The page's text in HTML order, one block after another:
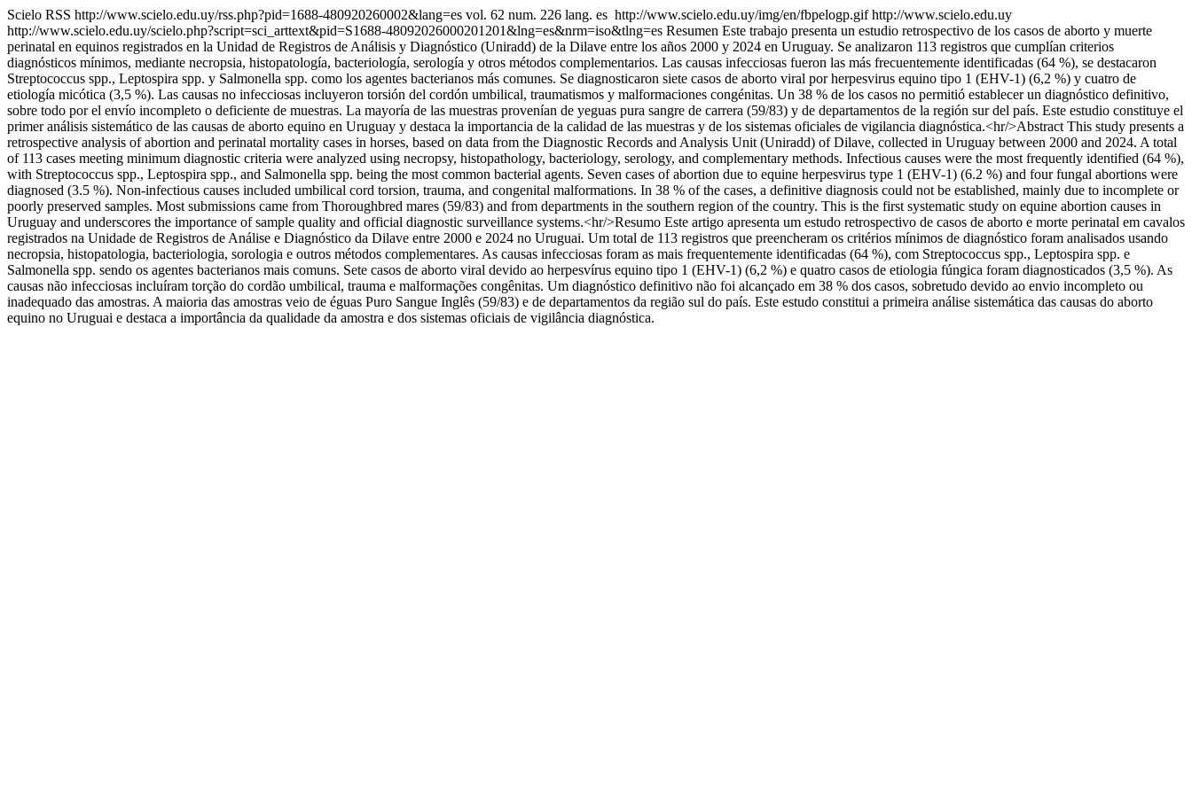
Scielo RSS http://www.scielo.edu.uy/rss.php?pid=1688-480920260002&lang=es vol. 62 num. 226 lang. es http://www.scielo.edu.uy/img/en/fbpelogp.gif http://www.scielo.edu.uy
http://www.scielo.edu.uy/scielo.php?script=sci_arttext&pid=S1688-48092026000201201&lng=es&nrm=iso&tlng=es Resumen Este trabajo presenta un estudio retrospectivo de los casos de aborto y muerte
perinatal en equinos registrados en la Unidad de Registros de Análisis y Diagnóstico (Uniradd) de la Dilave entre los años 2000 y 2024 en Uruguay. Se analizaron 113 registros que cumplían criterios
diagnósticos mínimos, mediante necropsia, histopatología, bacteriología, serología y otros métodos complementarios. Las causas infecciosas fueron las más frecuentemente identificadas (64 %), se destacaron
Streptococcus spp., Leptospira spp. y Salmonella spp. como los agentes bacterianos más comunes. Se diagnosticaron siete casos de aborto viral por herpesvirus equino tipo 1 (EHV-1) (6,2 %) y cuatro de
etiología micótica (3,5 %). Las causas no infecciosas incluyeron torsión del cordón umbilical, traumatismos y malformaciones congénitas. Un 38 % de los casos no permitió establecer un diagnóstico definitivo,
sobre todo por el envío incompleto o deficiente de muestras. La mayoría de las muestras provenían de yeguas pura sangre de carrera (59/83) y de departamentos de la región sur del país. Este estudio constituye el
primer análisis sistemático de las causas de aborto equino en Uruguay y destaca la importancia de la calidad de las muestras y de los sistemas oficiales de vigilancia diagnóstica.<hr/>Abstract This study presents a
retrospective analysis of abortion and perinatal mortality cases in horses, based on data from the Diagnostic Records and Analysis Unit (Uniradd) of Dilave, collected in Uruguay between 2000 and 2024. A total
of 113 cases meeting minimum diagnostic criteria were analyzed using necropsy, histopathology, bacteriology, serology, and complementary methods. Infectious causes were the most frequently identified (64 %),
with Streptococcus spp., Leptospira spp., and Salmonella spp. being the most common bacterial agents. Seven cases of abortion due to equine herpesvirus type 1 (EHV-1) (6.2 %) and four fungal abortions were
diagnosed (3.5 %). Non-infectious causes included umbilical cord torsion, trauma, and congenital malformations. In 38 % of the cases, a definitive diagnosis could not be established, mainly due to incomplete or
poorly preserved samples. Most submissions came from Thoroughbred mares (59/83) and from departments in the southern region of the country. This is the first systematic study on equine abortion causes in
Uruguay and underscores the importance of sample quality and official diagnostic surveillance systems.<hr/>Resumo Este artigo apresenta um estudo retrospectivo de casos de aborto e morte perinatal em cavalos
registrados na Unidade de Registros de Análise e Diagnóstico da Dilave entre 2000 e 2024 no Uruguai. Um total de 113 registros que preencheram os critérios mínimos de diagnóstico foram analisados usando
necropsia, histopatologia, bacteriologia, sorologia e outros métodos complementares. As causas infecciosas foram as mais frequentemente identificadas (64 %), com Streptococcus spp., Leptospira spp. e
Salmonella spp. sendo os agentes bacterianos mais comuns. Sete casos de aborto viral devido ao herpesvírus equino tipo 1 (EHV-1) (6,2 %) e quatro casos de etiologia fúngica foram diagnosticados (3,5 %). As
causas não infecciosas incluíram torção do cordão umbilical, trauma e malformações congênitas. Um diagnóstico definitivo não foi alcançado em 38 % dos casos, sobretudo devido ao envio incompleto ou
inadequado das amostras. A maioria das amostras veio de éguas Puro Sangue Inglês (59/83) e de departamentos da região sul do país. Este estudo constitui a primeira análise sistemática das causas do aborto
equino no Uruguai e destaca a importância da qualidade da amostra e dos sistemas oficiais de vigilância diagnóstica.